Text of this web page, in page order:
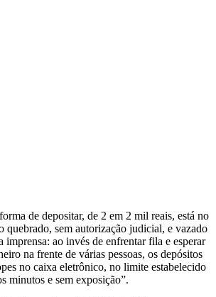
de depositar, de 2 em 2 mil reais, está no
quebrado, sem autorização judicial, e vazado
imprensa: ao invés de enfrentar fila e esperar
na frente de várias pessoas, os depósitos
no caixa eletrônico, no limite estabelecido
minutos e sem exposição”.